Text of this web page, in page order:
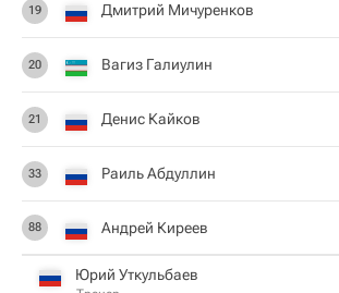
19 Дмитрий Мичуренков
20 Вагиз Галиулин
21 Денис Кайков
33 Раиль Абдуллин
88 Андрей Киреев
Юрий Уткульбаев